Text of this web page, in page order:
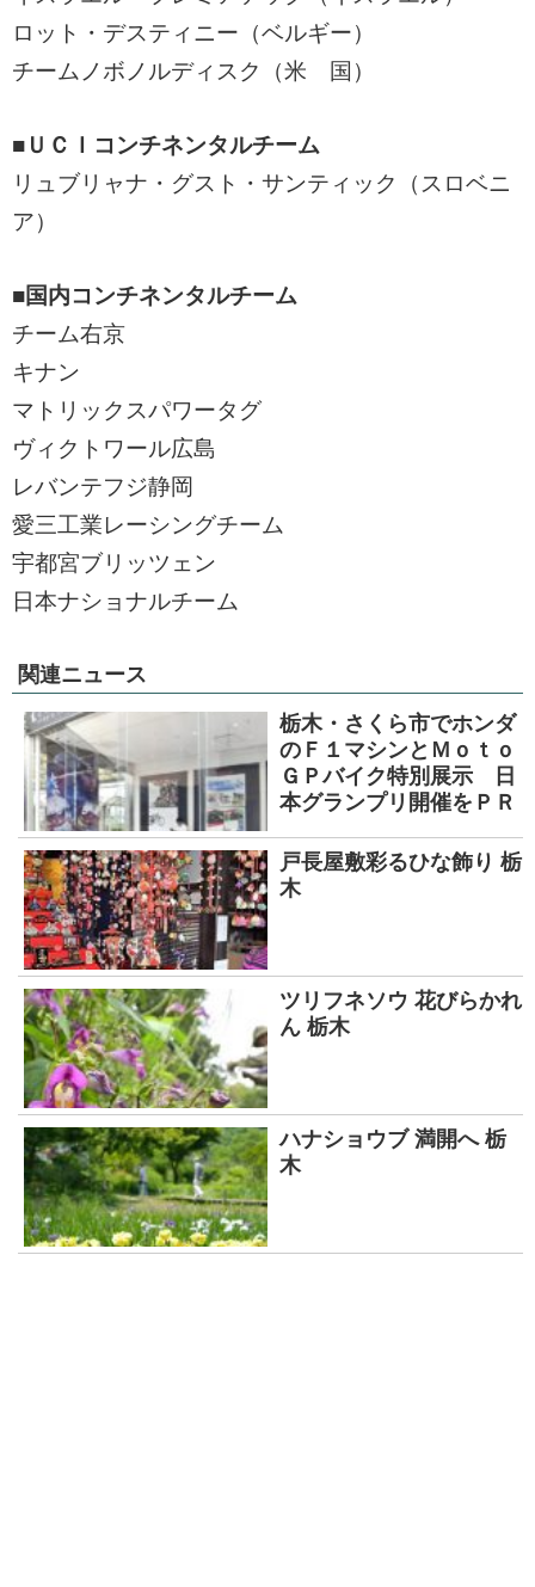
ロット・デスティニー（ベルギー）
チームノボノルディスク（米 国）
■ＵＣＩコンチネンタルチーム
リュブリャナ・グスト・サンティック（スロベニ
ア）
■国内コンチネンタルチーム
チーム右京
キナン
マトリックスパワータグ
ヴィクトワール広島
レバンテフジ静岡
愛三工業レーシングチーム
宇都宮ブリッツェン
日本ナショナルチーム
関連ニュース
栃木・さくら市でホンダ
のＦ１マシンとＭｏｔｏ
ＧＰバイク特別展示 日
本グランプリ開催をＰＲ
戸長屋敷彩るひな飾り 栃
木
ツリフネソウ 花びらかれ
ん 栃木
ハナショウブ 満開へ 栃
木